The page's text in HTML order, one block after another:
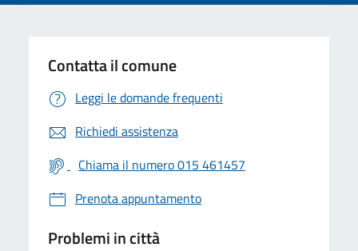
Contatta il comune
Leggi le domande frequenti
Richiedi assistenza
Chiama il numero 015 461457
Prenota appuntamento
Problemi in città